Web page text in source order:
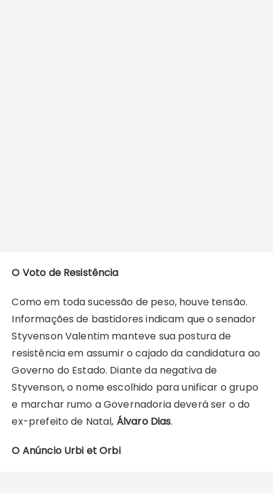
O Voto de Resistência
Como em toda sucessão de peso, houve tensão.
Informações de bastidores indicam que o senador
Styvenson Valentim manteve sua postura de
resistência em assumir o cajado da candidatura ao
Governo do Estado. Diante da negativa de
Styvenson, o nome escolhido para unificar o grupo
e marchar rumo a Governadoria deverá ser o do
ex-prefeito de Natal, Álvaro Dias.
O Anúncio Urbi et Orbi